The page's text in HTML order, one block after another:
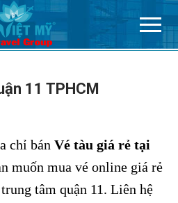
11 TPHCM
chỉ bán Vé tàu giá rẻ tại
muốn mua vé online giá rẻ
tâm quận 11. Liên hệ